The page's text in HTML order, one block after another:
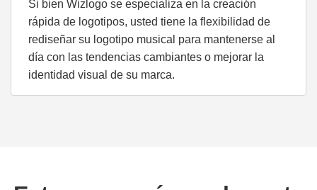
Si bien Wizlogo se especializa en la creación
rápida de logotipos, usted tiene la flexibilidad de
rediseñar su logotipo musical para mantenerse al
día con las tendencias cambiantes o mejorar la
identidad visual de su marca.